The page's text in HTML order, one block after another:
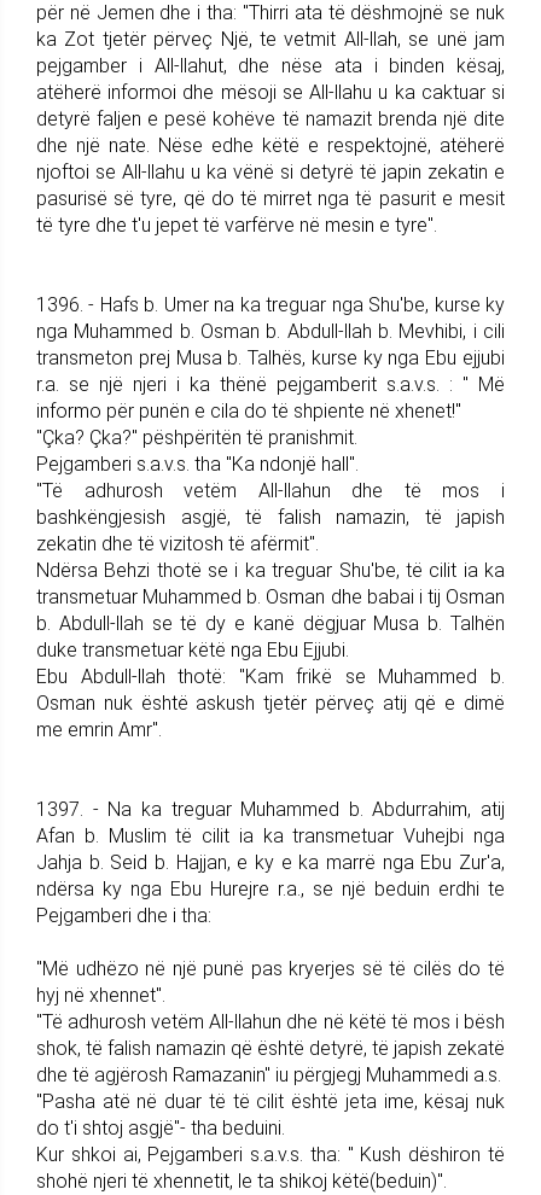
për në Jemen dhe i tha: "Thirri ata të dëshmojnë se nuk
ka Zot tjetër përveç Një, te vetmit All-llah, se unë jam
pejgamber i All-llahut, dhe nëse ata i binden kësaj,
atëherë informoi dhe mësoji se All-llahu u ka caktuar si
detyrë faljen e pesë kohëve të namazit brenda një dite
dhe një nate. Nëse edhe këtë e respektojnë, atëherë
njoftoi se All-llahu u ka vënë si detyrë të japin zekatin e
pasurisë së tyre, që do të mirret nga të pasurit e mesit
të tyre dhe t'u jepet të varfërve në mesin e tyre".
1396. - Hafs b. Umer na ka treguar nga Shu'be, kurse ky
nga Muhammed b. Osman b. Abdull-llah b. Mevhibi, i cili
transmeton prej Musa b. Talhës, kurse ky nga Ebu ejjubi
r.a. se një njeri i ka thënë pejgamberit s.a.v.s. : " Më
informo për punën e cila do të shpiente në xhenet!"
"Çka? Çka?" pëshpëritën të pranishmit.
Pejgamberi s.a.v.s. tha "Ka ndonjë hall".
"Të adhurosh vetëm All-llahun dhe të mos i
bashkëngjesish asgjë, të falish namazin, të japish
zekatin dhe të vizitosh të afërmit".
Ndërsa Behzi thotë se i ka treguar Shu'be, të cilit ia ka
transmetuar Muhammed b. Osman dhe babai i tij Osman
b. Abdull-llah se të dy e kanë dëgjuar Musa b. Talhën
duke transmetuar këtë nga Ebu Ejjubi.
Ebu Abdull-llah thotë: "Kam frikë se Muhammed b.
Osman nuk është askush tjetër përveç atij që e dimë
me emrin Amr".
1397. - Na ka treguar Muhammed b. Abdurrahim, atij
Afan b. Muslim të cilit ia ka transmetuar Vuhejbi nga
Jahja b. Seid b. Hajjan, e ky e ka marrë nga Ebu Zur'a,
ndërsa ky nga Ebu Hurejre r.a., se një beduin erdhi te
Pejgamberi dhe i tha:
"Më udhëzo në një punë pas kryerjes së të cilës do të
hyj në xhennet".
"Të adhurosh vetëm All-llahun dhe në këtë të mos i bësh
shok, të falish namazin që është detyrë, të japish zekatë
dhe të agjërosh Ramazanin" iu përgjegj Muhammedi a.s.
"Pasha atë në duar të të cilit është jeta ime, kësaj nuk
do t'i shtoj asgjë"- tha beduini.
Kur shkoi ai, Pejgamberi s.a.v.s. tha: " Kush dëshiron të
shohë njeri të xhennetit, le ta shikoj këtë(beduin)".